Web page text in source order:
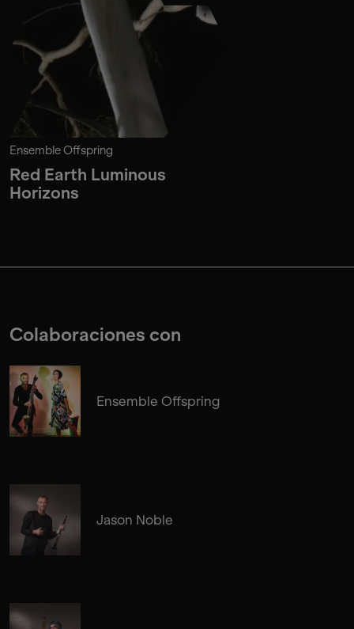
Ensemble Offspring
Red Earth Luminous
Horizons
Colaboraciones con
Ensemble Offspring
Jason Noble